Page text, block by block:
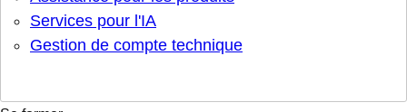
Services pour l'IA
Gestion de compte technique